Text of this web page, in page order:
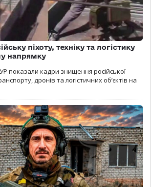
піхоту, техніку та логістику
напрямку
показали кадри знищення російської
дронів та логістичних об’єктів на